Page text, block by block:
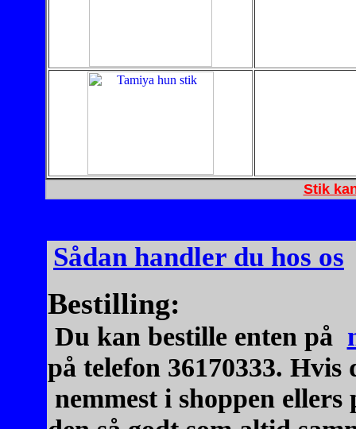
Stik
Sådan handler du hos os
Bestilling:
Du kan bestille enten på
på telefon 36170333.
nemmest i shoppen